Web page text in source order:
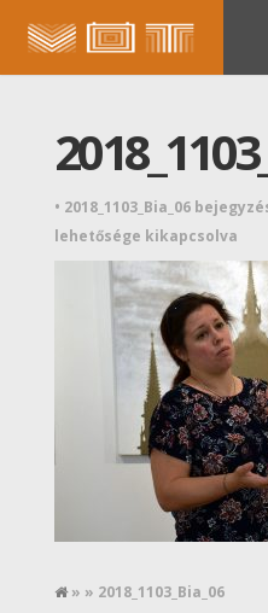
• 2018_1103_Bia_06
lehetősége kikapcsolva
» » 2018_1103_Bia_06